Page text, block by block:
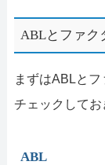
ABLとファク
まずはABLと
チェックしてお
ABL